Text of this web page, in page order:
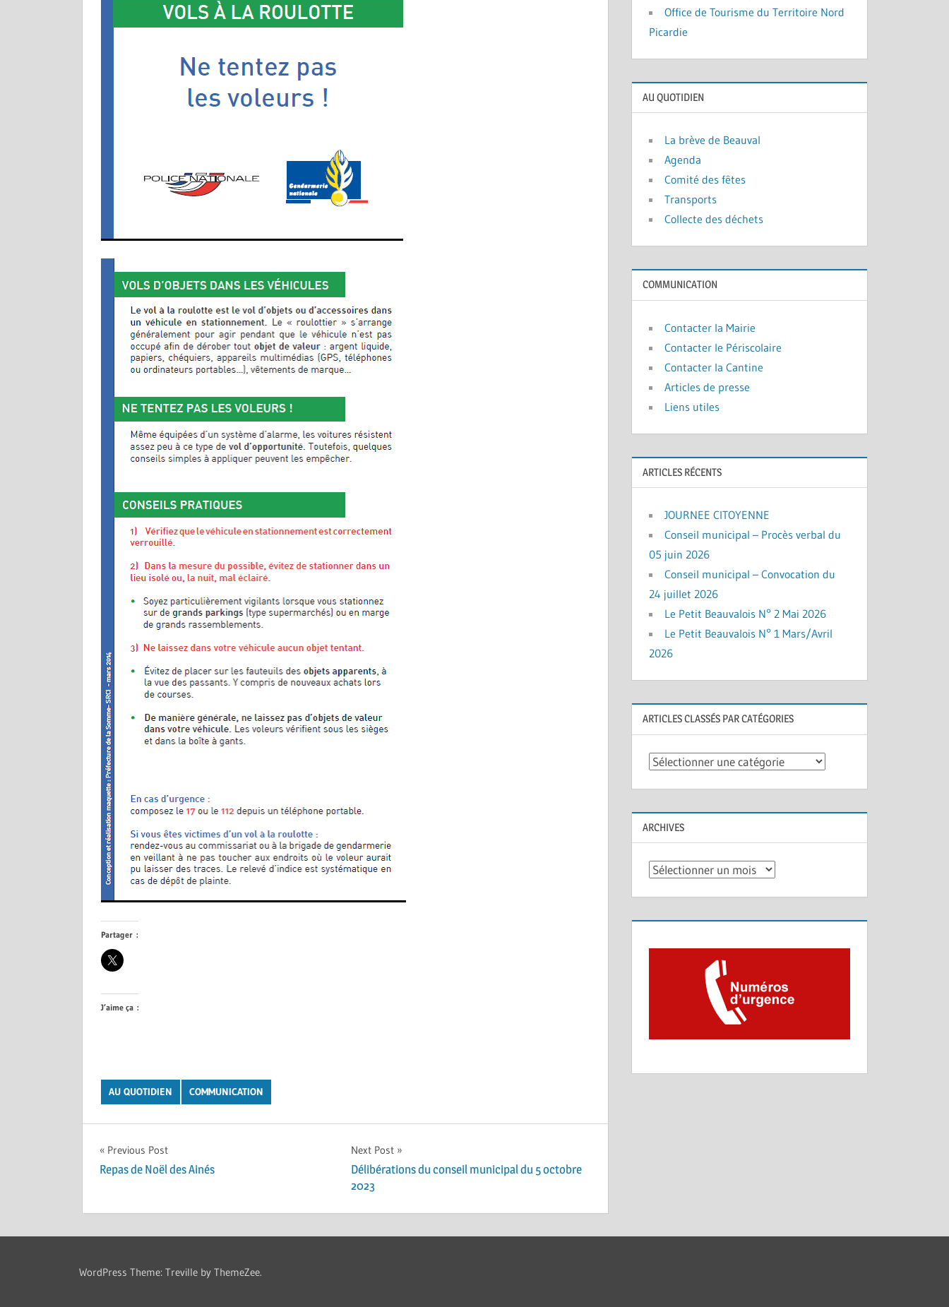
Partager :
J’aime ça :
AU QUOTIDIEN COMMUNICATION
Navigation
de
l’article
Previous Post
Repas de Noël des Ainés
Next Post
Délibérations du conseil municipal du 5 octobre
2023
Office de Tourisme du Territoire Nord
Picardie
AU QUOTIDIEN
La brève de Beauval
Agenda
Comité des fêtes
Transports
Collecte des déchets
COMMUNICATION
Contacter la Mairie
Contacter le Périscolaire
Contacter la Cantine
Articles de presse
Liens utiles
ARTICLES RÉCENTS
JOURNEE CITOYENNE
Conseil municipal – Procès verbal du
05 juin 2026
Conseil municipal – Convocation du
24 juillet 2026
Le Petit Beauvalois N° 2 Mai 2026
Le Petit Beauvalois N° 1 Mars/Avril
2026
ARTICLES CLASSÉS PAR CATÉGORIES
Articles
catégories
ARCHIVES
Archives
WordPress Theme: Treville by ThemeZee.